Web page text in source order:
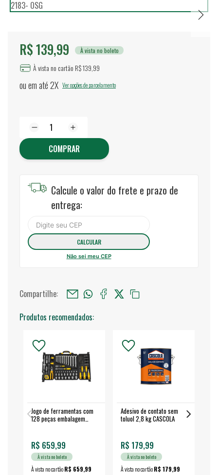
R$ 139,99 À vista no boleto
À vista no cartão R$ 139,99
ou em até2X Ver opções de parcelamento
COMPRAR
Calcule o valor do frete e prazo de
entrega:
Não sei meu CEP
Compartilhe:
Produtos recomendados:
Jogo de ferramentas com
128 peças embalagem
R$ 659,99
À vista no boleto
À vista no cartãoR$ 659,99
Adesivo de contato sem
toluol 2,8 kg CASCOLA
R$ 179,99
À vista no boleto
À vista no cartãoR$ 179,99